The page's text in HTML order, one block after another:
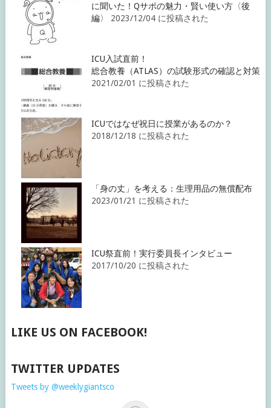
に聞いた！Qサポの魅力・賢い使い方〈後
編〉
2023/12/04 に投稿された
ICU入試直前！
総合教養（ATLAS）の試験形式の確認と対策
2021/02/01 に投稿された
ICUではなぜ祝日に授業があるのか？
2018/12/18 に投稿された
「身の丈」を考える：生理用品の無償配布
2023/01/21 に投稿された
ICU祭直前！実行委員長インタビュー
2017/10/20 に投稿された
LIKE US ON FACEBOOK!
TWITTER UPDATES
Tweets by @weeklygiantsco